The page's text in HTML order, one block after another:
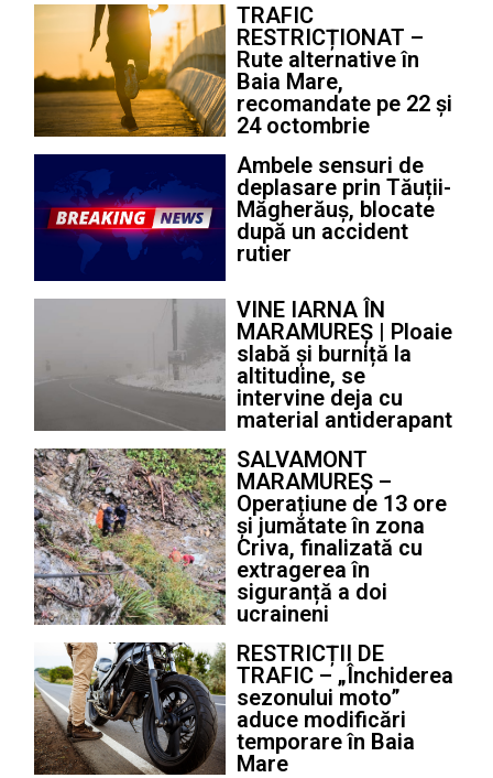
TRAFIC
RESTRICȚIONAT –
Rute alternative în
Baia Mare,
recomandate pe 22 și
24 octombrie
Ambele sensuri de
deplasare prin Tăuții-
Măgherăuș, blocate
după un accident
rutier
VINE IARNA ÎN
MARAMUREȘ | Ploaie
slabă și burniță la
altitudine, se
intervine deja cu
material antiderapant
SALVAMONT
MARAMUREȘ –
Operațiune de 13 ore
și jumătate în zona
Criva, finalizată cu
extragerea în
siguranță a doi
ucraineni
RESTRICȚII DE
TRAFIC – „Închiderea
sezonului moto”
aduce modificări
temporare în Baia
Mare